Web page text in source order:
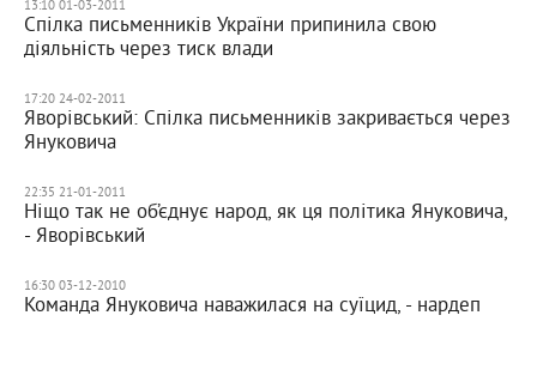
13:10 01-03-2011
Спілка письменників України припинила свою
діяльність через тиск влади
17:20 24-02-2011
Яворівський: Спілка письменників закривається через
Януковича
22:35 21-01-2011
Ніщо так не об’єднує народ, як ця політика Януковича,
- Яворівський
16:30 03-12-2010
Команда Януковича наважилася на суїцид, - нардеп